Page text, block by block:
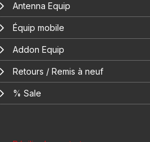
Antenna Equip
Équip mobile
Addon Equip
Retours / Remis à neuf
% Sale